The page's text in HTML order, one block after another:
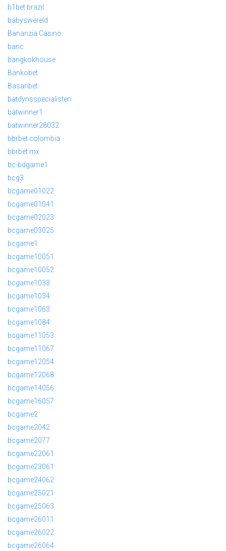
b1bet brazil
babyswereld
Bananzia Casino
banc
bangkokhouse
Bankobet
Basaribet
batdynsspecialisten
batwinner1
batwinner28032
bbrbet colombia
bbrbet mx
bc-bdgame1
bcg3
bcgame01022
bcgame01041
bcgame02023
bcgame03025
bcgame1
bcgame10051
bcgame10052
bcgame1033
bcgame1034
bcgame1063
bcgame1084
bcgame11053
bcgame11067
bcgame12054
bcgame12068
bcgame14056
bcgame16057
bcgame2
bcgame2042
bcgame2077
bcgame22061
bcgame23061
bcgame24062
bcgame25021
bcgame25063
bcgame26011
bcgame26022
bcgame26064